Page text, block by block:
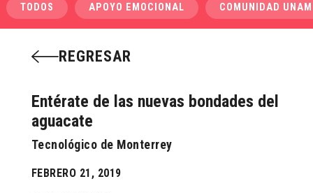
TODOS APOYO EMOCIONAL COMUNIDAD UNAM
REGRESAR
Entérate de las nuevas bondades del
aguacate
Tecnológico de Monterrey
FEBRERO 21, 2019